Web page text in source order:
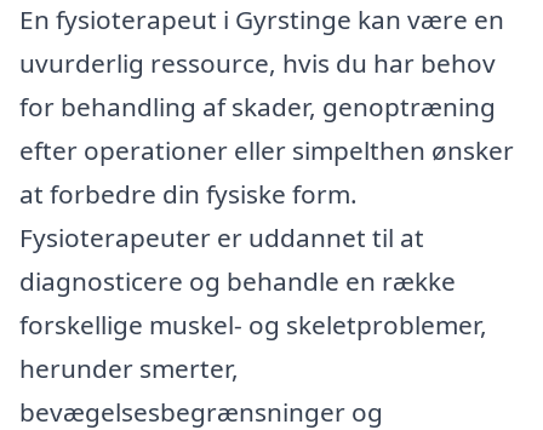
En fysioterapeut i Gyrstinge kan være en
uvurderlig ressource, hvis du har behov
for behandling af skader, genoptræning
efter operationer eller simpelthen ønsker
at forbedre din fysiske form.
Fysioterapeuter er uddannet til at
diagnosticere og behandle en række
forskellige muskel- og skeletproblemer,
herunder smerter,
bevægelsesbegrænsninger og